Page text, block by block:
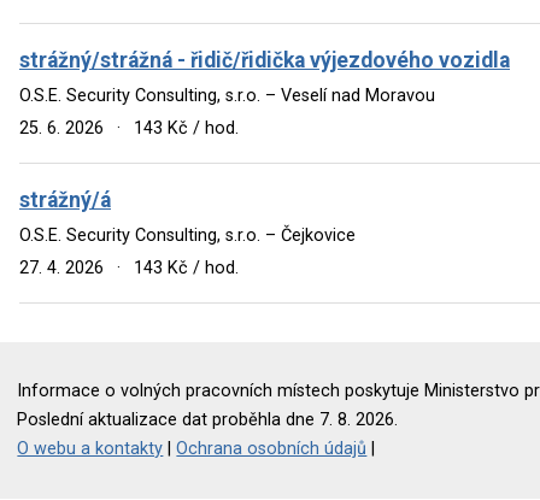
strážný/strážná - řidič/řidička výjezdového vozidla
O.S.E. Security Consulting, s.r.o. – Veselí nad Moravou
25. 6. 2026
· 143 Kč / hod.
strážný/á
O.S.E. Security Consulting, s.r.o. – Čejkovice
27. 4. 2026
· 143 Kč / hod.
Informace o volných pracovních místech poskytuje Ministerstvo
Poslední aktualizace dat proběhla dne 7. 8. 2026.
O webu a kontakty |Ochrana osobních údajů